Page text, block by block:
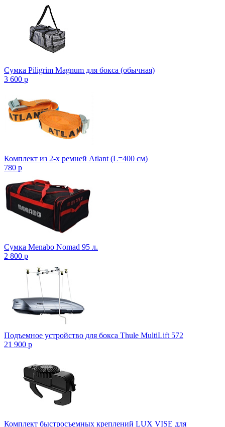
Сумка Piligrim Magnum для бокса (обычная)
3 600 p
Комплект из 2-х ремней Atlant (L=400 см)
780 p
Сумка Menabo Nomad 95 л.
2 800 p
Подъемное устройство для бокса Thule MultiLift 572
21 900 p
Комплект быстросъемных креплений LUX VISE для